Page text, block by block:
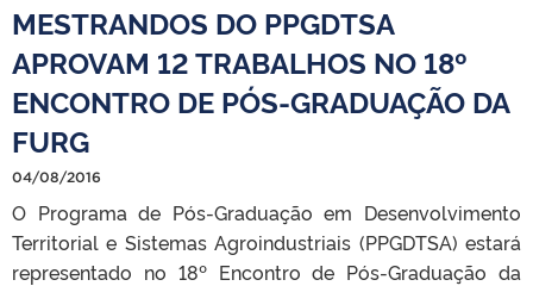
MESTRANDOS DO PPGDTSA
APROVAM 12 TRABALHOS NO 18º
ENCONTRO DE PÓS-GRADUAÇÃO DA
FURG
04/08/2016
O Programa de Pós-Graduação em Desenvolvimento
Territorial e Sistemas Agroindustriais (PPGDTSA) estará
representado no 18º Encontro de Pós-Graduação da